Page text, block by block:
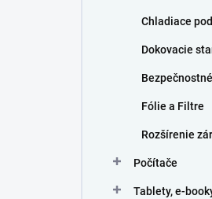
Chladiace
Dokovacie
Fólie a Filtre
Rozšírenie
Počítače
Tablety, e-